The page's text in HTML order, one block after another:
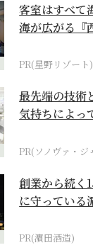
客室はすべて
海が広がる『
PR(星野リゾート)
最先端の技術
気持ちによっ
PR(ソノヴァ・
創業から続く
に守っている
PR(濵田酒造)